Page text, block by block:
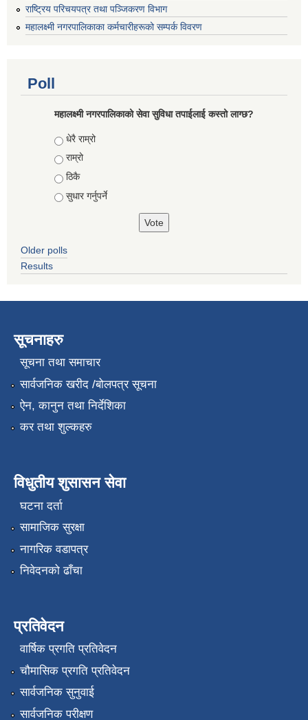
राष्ट्रिय परिचयपत्र तथा पञ्जिकरण विभाग
महालक्ष्मी नगरपालिकाका कर्मचारीहरूको सम्पर्क विवरण
Poll
महालक्ष्मी नगरपालिकाको सेवा सुविधा तपाईलाई कस्तो लाग्छ?
Choices
धेरै राम्रो
राम्रो
ठिकै
सुधार गर्नुपर्ने
Older polls
Results
सूचनाहरु
सूचना तथा समाचार
सार्वजनिक खरीद /बोलपत्र सूचना
ऐन, कानुन तथा निर्देशिका
कर तथा शुल्कहरु
विधुतीय शुसासन सेवा
घटना दर्ता
सामाजिक सुरक्षा
नागरिक वडापत्र
निवेदनको ढाँचा
प्रतिवेदन
वार्षिक प्रगति प्रतिवेदन
चौमासिक प्रगति प्रतिवेदन
सार्वजनिक सुनुवाई
सार्वजनिक परीक्षण